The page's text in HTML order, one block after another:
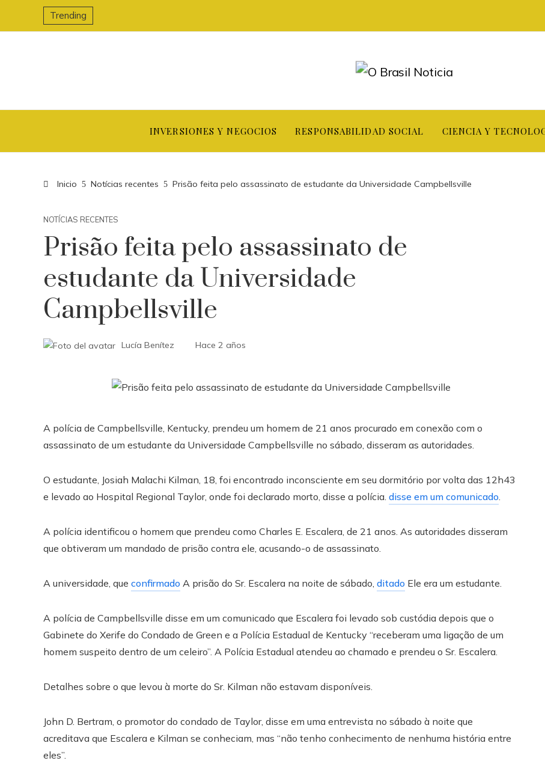
Trending
INVERSIONES Y NEGOCIOS RESPONSABILIDAD SOCIAL CIENCIA Y
Inicio Notícias recentes Prisão feita pelo assassinato de estudante da Universidade Campbellsville
NOTÍCIAS RECENTES
Prisão feita pelo assassinato de
estudante da Universidade
Campbellsville
Lucía Benítez Hace 2 años
A polícia de Campbellsville, Kentucky, prendeu um homem de 21 anos procurado em conexão com o
assassinato de um estudante da Universidade Campbellsville no sábado, disseram as autoridades.
O estudante, Josiah Malachi Kilman, 18, foi encontrado inconsciente em seu dormitório por volta das 12h43
e levado ao Hospital Regional Taylor, onde foi declarado morto, disse a polícia. disse em um comunicado
A polícia identificou o homem que prendeu como Charles E. Escalera, de 21 anos. As autoridades disseram
que obtiveram um mandado de prisão contra ele, acusando-o de assassinato.
A universidade, que confirmado A prisão do Sr. Escalera na noite de sábado, ditado Ele era um estudante.
A polícia de Campbellsville disse em um comunicado que Escalera foi levado sob custódia depois que o
Gabinete do Xerife do Condado de Green e a Polícia Estadual de Kentucky “receberam uma ligação de um
homem suspeito dentro de um celeiro”. A Polícia Estadual atendeu ao chamado e prendeu o Sr. Escalera.
Detalhes sobre o que levou à morte do Sr. Kilman não estavam disponíveis.
John D. Bertram, o promotor do condado de Taylor, disse em uma entrevista no sábado à noite que
acreditava que Escalera e Kilman se conheciam, mas “não tenho conhecimento de nenhuma história entre
eles”.